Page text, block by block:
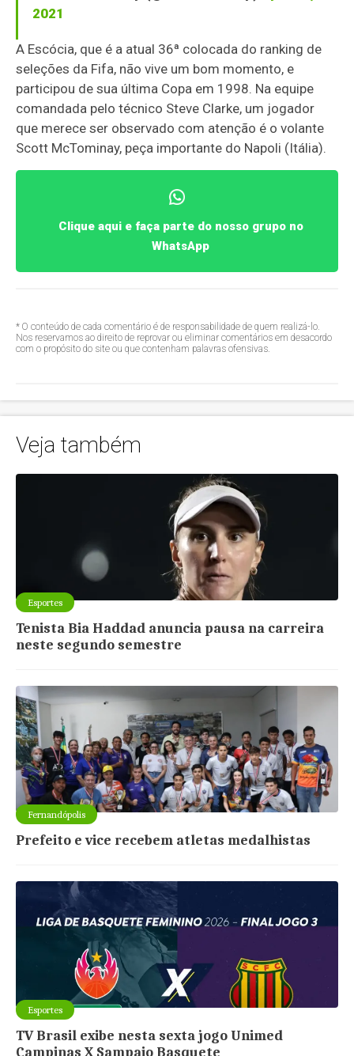
2021
A Escócia, que é a atual 36ª colocada do ranking de
seleções da Fifa, não vive um bom momento, e
participou de sua última Copa em 1998. Na equipe
comandada pelo técnico Steve Clarke, um jogador
que merece ser observado com atenção é o volante
Scott McTominay, peça importante do Napoli (Itália).
Clique aqui e faça parte do nosso grupo no
WhatsApp
* O conteúdo de cada comentário é de responsabilidade de quem realizá-lo.
Nos reservamos ao direito de reprovar ou eliminar comentários em desacordo
com o propósito do site ou que contenham palavras ofensivas.
Veja também
Esportes
Tenista Bia Haddad anuncia pausa na carreira
neste segundo semestre
Fernandópolis
Prefeito e vice recebem atletas medalhistas
Esportes
TV Brasil exibe nesta sexta jogo Unimed